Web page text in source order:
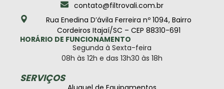
contato@filtrovali.com.br
Rua Enedina D’ávila Ferreira nº 1094, Bairro
Cordeiros Itajaí/SC – CEP 88310-691
HORÁRIO DE FUNCIONAMENTO
Segunda à Sexta-feira
08h às 12h e das 13h30 às 18h
SERVIÇOS